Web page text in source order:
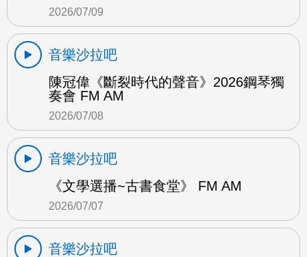
2026/07/09
音樂沙拉吧
陳冠偉《斷裂時代的聲音》2026鋼琴獨
奏會 FM AM
2026/07/08
音樂沙拉吧
《文學選播~古書食堂》 FM AM
2026/07/07
音樂沙拉吧